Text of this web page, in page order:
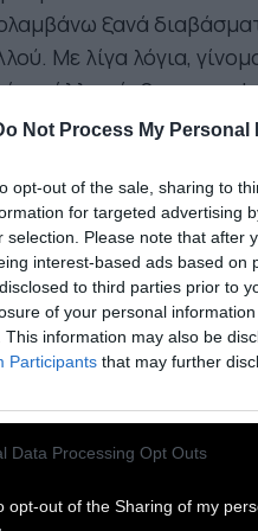
Not Process My Personal
opt-out of the sale, sharing to
for targeted advertising
selection. Please note that after
interest-based ads based
to third parties prior to
of your personal
This information may also be
Participants that may further
Data Processing Opt Outs
opt-out of the Sharing of my
ξανά
Με λίγα λόγια,
ο άλλος άνθρωπος μ’
ιδέα,είναι συνάντηση,
Είναι η ανάμνηση
ενός άλλου. Είναι η
ήρωες και να
διαλεγμένες για το
για τα λόγια τους τα
που την ανοίγεις και
που τις θαυμάζεις.
το Μικρό